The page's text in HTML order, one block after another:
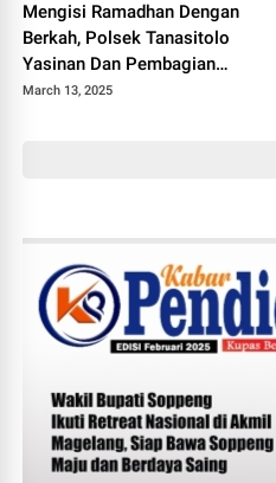
Mengisi Ramadhan Dengan
Berkah, Polsek Tanasitolo
Yasinan Dan Pembagian
Takjil Kepada Anak Yatim
March 13, 2025